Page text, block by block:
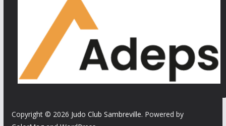
Copyright © 2026 Judo Club Sambreville. Powered by